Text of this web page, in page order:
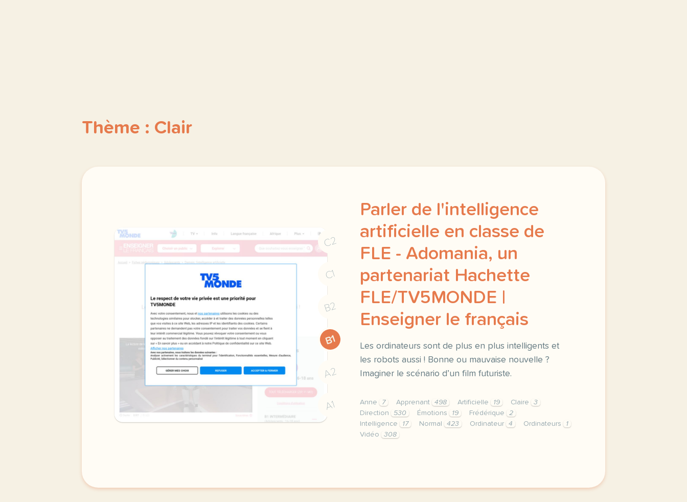
Thème : Clair
C2
C1
B2
B1
A2
A1
Parler de l'intelligence
artificielle en classe de
FLE - Adomania, un
partenariat Hachette
FLE/TV5MONDE |
Enseigner le français
Les ordinateurs sont de plus en plus intelligents et
les robots aussi ! Bonne ou mauvaise nouvelle ?
Imaginer le scénario d’un film futuriste.
Anne 7 Apprenant 498 Artificielle 19 Claire
3
Direction
530 Émotions 19 Frédérique
2
Intelligence
17 Normal 423 Ordinateur 4 Ordinateurs
1
Vidéo
308